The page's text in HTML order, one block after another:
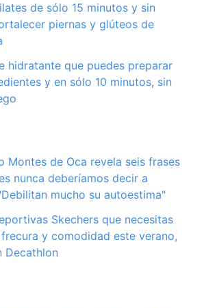
de sólo 15 minutos y sin
piernas y glúteos de
hidratante que puedes preparar
y en sólo 10 minutos, sin
Montes de Oca revela seis frases
nunca deberíamos decir a
mucho su autoestima"
Skechers que necesitas
y comodidad este verano,
Decathlon